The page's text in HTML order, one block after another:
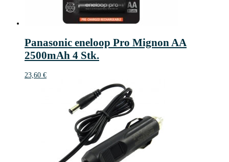
Panasonic eneloop Pro Mignon AA
2500mAh 4 Stk.
23,60 €